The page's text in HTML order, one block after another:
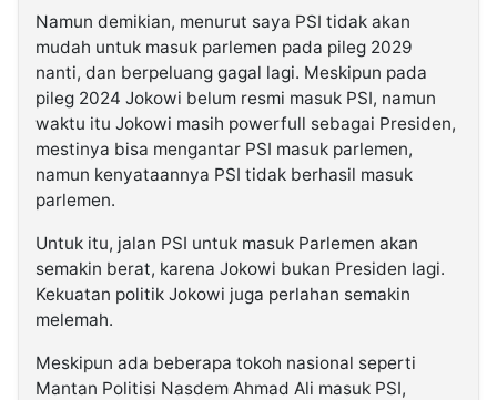
Namun demikian, menurut saya PSI tidak akan
mudah untuk masuk parlemen pada pileg 2029
nanti, dan berpeluang gagal lagi. Meskipun pada
pileg 2024 Jokowi belum resmi masuk PSI, namun
waktu itu Jokowi masih powerfull sebagai Presiden,
mestinya bisa mengantar PSI masuk parlemen,
namun kenyataannya PSI tidak berhasil masuk
parlemen.
Untuk itu, jalan PSI untuk masuk Parlemen akan
semakin berat, karena Jokowi bukan Presiden lagi.
Kekuatan politik Jokowi juga perlahan semakin
melemah.
Meskipun ada beberapa tokoh nasional seperti
Mantan Politisi Nasdem Ahmad Ali masuk PSI,